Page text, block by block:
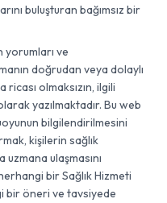
buluşturan bağımsız bir
ve
doğrudan veya dolaylı
olmaksızın, ilgili
yazılmaktadır. Bu web
bilgilendirilmesini
kişilerin sağlık
ulaşmasını
bir Sağlık Hizmeti
bir öneri ve tavsiyede